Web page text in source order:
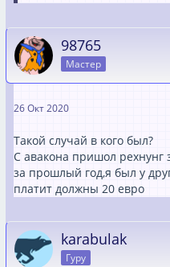
98765
Мастер
26 Окт 2020
Такой случай в кого был?
С авакона пришол рехнунг
за прошлый год,я был у
платит должны 20 евро
karabulak
Гуру